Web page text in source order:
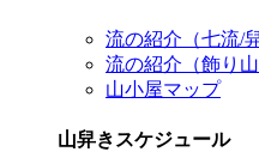
流の紹介（七流/
流の紹介（飾り山
山小屋マップ
山舁きスケジュール